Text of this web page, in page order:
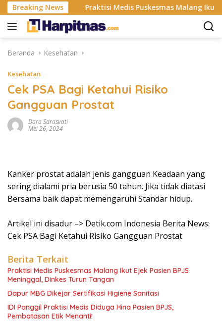
Langsung
ke
konten
Breaking News
ISP Praktisi Medis Puskesmas Malang Ikut Ejek
Beranda Kesehatan
Kesehatan
Cek PSA Bagi Ketahui Risiko
Gangguan Prostat
Dara Sarasvati
Mei 26, 2024
Kanker prostat adalah jenis gangguan Keadaan yang
sering dialami pria berusia 50 tahun. Jika tidak diatasi
Bersama baik dapat memengaruhi Standar hidup.
Artikel ini disadur –> Detik.com Indonesia Berita News:
Cek PSA Bagi Ketahui Risiko Gangguan Prostat
Berita Terkait
Praktisi Medis Puskesmas Malang Ikut Ejek Pasien BPJS
Meninggal, Dinkes Turun Tangan
Dapur MBG Dikejar Sertifikasi Higiene Sanitasi
IDI Panggil Praktisi Medis Diduga Hina Pasien BPJS,
Pembatasan Etik Menanti!